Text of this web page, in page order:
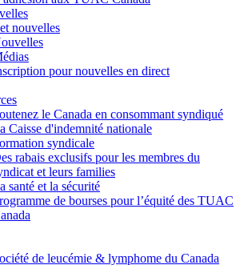
nouvelles
pour nouvelles en direct
le Canada en consommant syndiqué
Caisse d'indemnité nationale
syndicale
rabais exclusifs pour les membres du
et leurs families
santé et la sécurité
de bourses pour l’équité des TUAC
de leucémie & lymphome du Canada